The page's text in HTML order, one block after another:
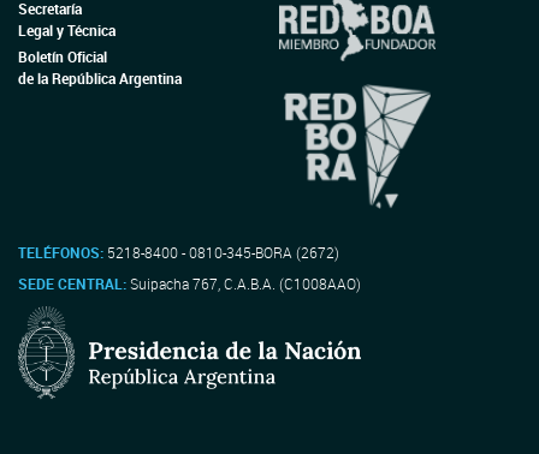
Secretaría
Legal y Técnica
Boletín Oficial
de la República Argentina
TELÉFONOS: 5218-8400 - 0810-345-BORA (2672)
SEDE CENTRAL:Suipacha 767, C.A.B.A. (C1008AAO)